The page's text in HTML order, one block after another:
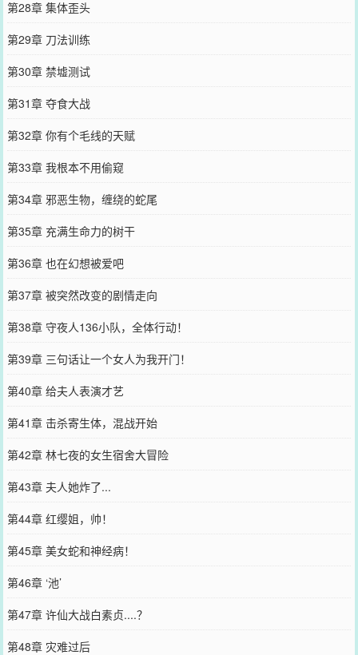
第28章 集体歪头
第29章 刀法训练
第30章 禁墟测试
第31章 夺食大战
第32章 你有个毛线的天赋
第33章 我根本不用偷窥
第34章 邪恶生物，缠绕的蛇尾
第35章 充满生命力的树干
第36章 也在幻想被爱吧
第37章 被突然改变的剧情走向
第38章 守夜人136小队，全体行动！
第39章 三句话让一个女人为我开门！
第40章 给夫人表演才艺
第41章 击杀寄生体，混战开始
第42章 林七夜的女生宿舍大冒险
第43章 夫人她炸了...
第44章 红缨姐，帅！
第45章 美女蛇和神经病！
第46章 ‘池’
第47章 许仙大战白素贞....？
第48章 灾难过后